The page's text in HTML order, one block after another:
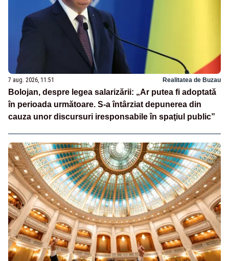
7 aug. 2026, 11:51 Realitatea de Buzau
Bolojan, despre legea salarizării: „Ar putea fi adoptată
în perioada următoare. S-a întârziat depunerea din
cauza unor discursuri iresponsabile în spaţiul public”